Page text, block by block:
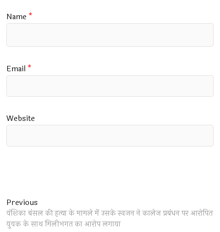
Name *
Email *
Website
Post
navigation
Previous
post:
वंशिका बंसल की हत्या के मामले में उसके स्वजन ने कालेज प्रबंधन पर आरोपित
युवक के साथ मिलीभगत का आरोप लगाया